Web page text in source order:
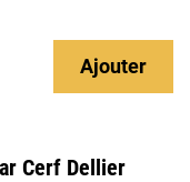
Ajouter
Cerf Dellier